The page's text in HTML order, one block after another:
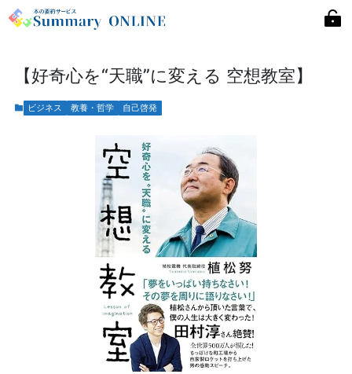
【好奇心を“天職”に変える 空想教室】
ビジネス 教養・哲学 自己啓発